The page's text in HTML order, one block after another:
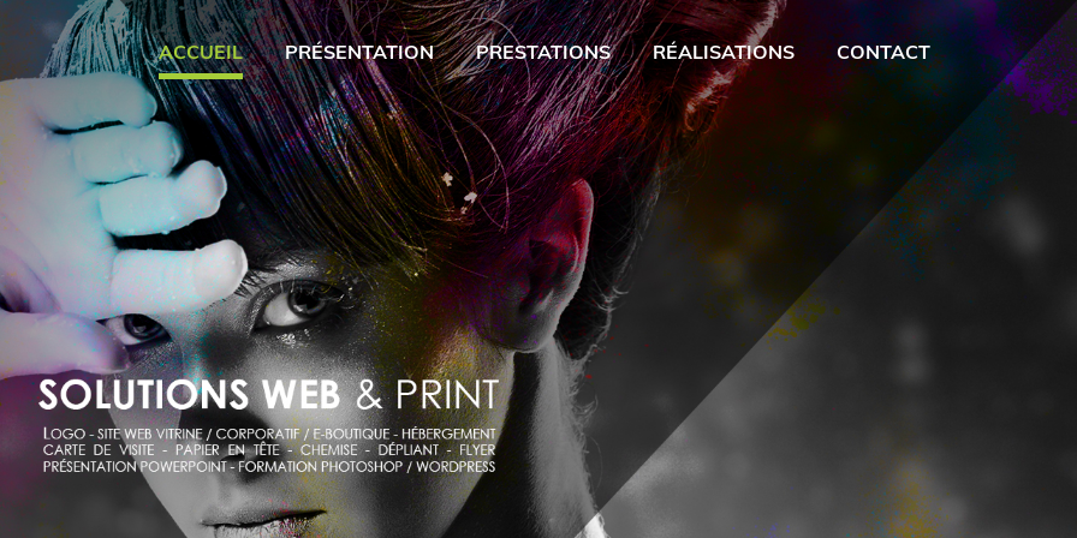
ACCUEIL PRÉSENTATION PRESTATIONS RÉALISATIONS CONTACT